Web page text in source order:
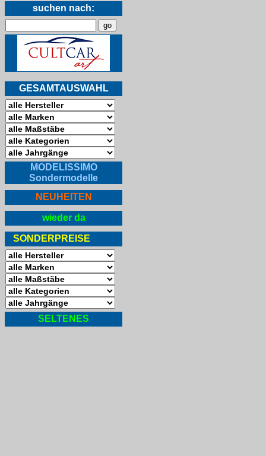
suchen nach:
GESAMTAUSWAHL
MODELISSIMO
Sondermodelle
NEUHEITEN
wieder da
SONDERPREISE
SELTENES